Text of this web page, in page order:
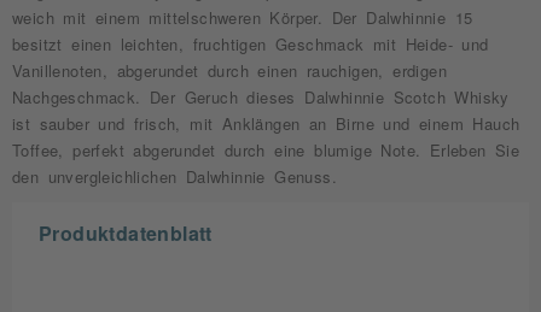
weich mit einem mittelschweren Körper. Der Dalwhinnie 15
besitzt einen leichten, fruchtigen Geschmack mit Heide- und
Vanillenoten, abgerundet durch einen rauchigen, erdigen
Nachgeschmack. Der Geruch dieses Dalwhinnie Scotch Whisky
ist sauber und frisch, mit Anklängen an Birne und einem Hauch
Toffee, perfekt abgerundet durch eine blumige Note. Erleben Sie
den unvergleichlichen Dalwhinnie Genuss.
Produktdatenblatt